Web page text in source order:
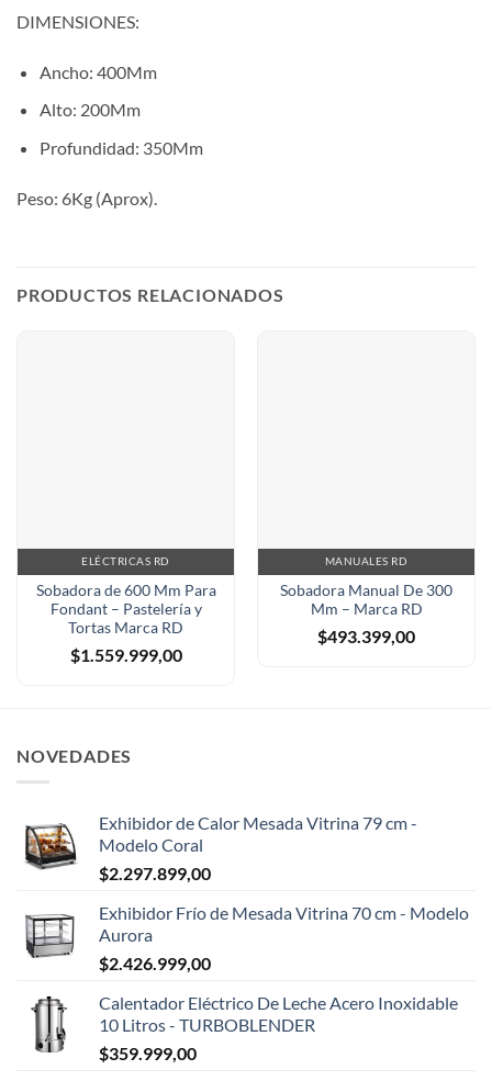
DIMENSIONES:
Ancho: 400Mm
Alto: 200Mm
Profundidad: 350Mm
Peso: 6Kg (Aprox).
PRODUCTOS RELACIONADOS
ELÉCTRICAS RD
Sobadora de 600 Mm Para
Fondant – Pastelería y
Tortas Marca RD
$1.559.999,00
MANUALES RD
Sobadora Manual De 300
Mm – Marca RD
$493.399,00
NOVEDADES
Exhibidor de Calor Mesada Vitrina 79 cm -
Modelo Coral
$2.297.899,00
Exhibidor Frío de Mesada Vitrina 70 cm - Modelo
Aurora
$2.426.999,00
Calentador Eléctrico De Leche Acero Inoxidable
10 Litros - TURBOBLENDER
$359.999,00